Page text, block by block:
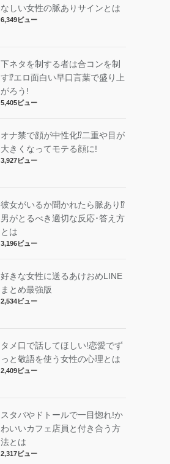
なしい女性の脈ありサインとは
6,349ビュー
下ネタを制する者は合コンを制
す⁉︎エロ面白い早口言葉で盛り上
がろう!
5,405ビュー
オナ禁で顔が中性化⁉︎二重や目が
大きくなってモテる顔に!
3,927ビュー
彼女がいるか聞かれたら脈あり⁉︎
男がとるべき適切な反応･答え方
とは
3,196ビュー
好きな女性に送るあけおめLINE
まとめ最強版
2,534ビュー
タメ口で話してほしい!恋愛でず
っと敬語を使う女性の心理とは
2,409ビュー
スタバやドトールで一目惚れ!か
わいいカフェ店員と付き合う方
法とは
2,317ビュー